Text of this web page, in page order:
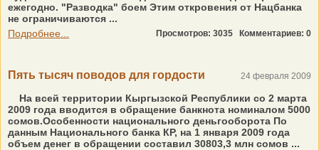
ежегодно. "Разводка" боем Этим откровения от Нацбанка
не ограничиваются ...
Подробнее...
Просмотров: 3035 Комментариев: 0
Пять тысяч поводов для гордости 24 февраля 2009
На всей территории Кыргызской Республики со 2 марта
2009 года вводится в обращение банкнота номиналом 5000
сомов.Особенности национального деньгооборота По
данным Национального банка КР, на 1 января 2009 года
объем денег в обращении составил 30803,3 млн сомов ...